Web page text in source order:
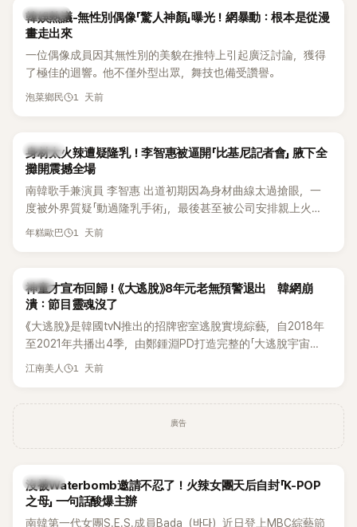
形容整場演出「就像一場豪華KTV」。
熱議討論
韓娛熱議-無性別偶像「驚人神顏」曝光！網暴動：根本是從漫
畫走出來
一位偶像成員因其無性別的美貌在推特上引起廣泛討論，獲得
了極佳的迴響。他不僅外型出眾，舞技也備受讚譽。
泡菜鄉民 1 天前
K-POP
身材太火辣遭疑隆乳！李智惠被逼開「比基尼記者會」 腋下全
攤開震撼全場
南韓歌手兼演員 李智惠 出道初期因為身材曲線太過搶眼，一
度被外界質疑「動過隆乳手術」，最後甚至被公司安排親上火
線，召開前所未見的「泳裝記者會」澄清。這場記者會後來還被
熱議。 2日播出的 SBS 綜藝節目《我的經紀人太難搞－秘書
鎮》，邀請同時兼顧工作與育兒的演藝圈代表「媽媽群」——李智
惠、李賢怡、李恩亨，以第13位「My Star」身分登場，分享最真
實的生活日常。 節目一開始，李瑞鎮 率先與李智惠會合，兩人
邊搭車邊聊天，氣氛輕鬆。聊到最近的新聞，李瑞鎮突然直球
發問：「妳不是上新聞了？說妳去做整形？是人中縮短手術嗎？」
惠也毫不閃躲，淡定接招，兩人鬥嘴默契十足。 話題接著一路
延燒到過去的爭議。李瑞鎮脫口補刀：「妳以前不是還在游泳池
當年情況，李智惠終於鬆口坦言，當時確實被質疑動過隆胸手
術。她回憶：「拍了比基尼照片之後，就開始被說是不是去隆乳
了。」為了澄清誤會，她只好親自站出來說清楚。 李智惠進一步
年糕歐巴 1 天前
韓星
神童才宣布回歸！《大逃脫》8年元老無預警退出 韓網崩
潰：節目靈魂沒了
《大逃脫》是韓國tvN推出的招牌密室逃脫實境綜藝，自2018年
至2021年共播出4季，由鄭鍾淵PD打造完整的「大逃脫宇宙
（DTCU）」，憑藉燒腦劇情、電影級場景與龐大世界觀，累積
江南美人 1 天前
廣告
K-POP
沒被Waterbomb邀請不忍了！火辣女團天后自封「K-POP
之母」 一句話酸爆主辦
南韓第一代女團S.E.S.成員Bada（바다）近日登上MBC綜藝節